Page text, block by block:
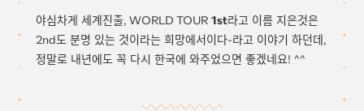
야심차게 세계진출, WORLD TOUR 1st라고 이름 지은것은
2nd도 분명 있는 것이라는 희망에서이다-라고 이야기 하던데,
정말로 내년에도 꼭 다시 한국에 와주었으면 좋겠네요! ^^